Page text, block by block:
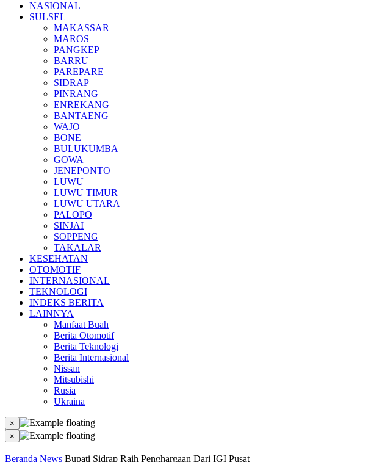
NASIONAL
SULSEL
MAKASSAR
MAROS
PANGKEP
BARRU
PAREPARE
SIDRAP
PINRANG
ENREKANG
BANTAENG
WAJO
BONE
BULUKUMBA
GOWA
JENEPONTO
LUWU
LUWU TIMUR
LUWU UTARA
PALOPO
SINJAI
SOPPENG
TAKALAR
KESEHATAN
OTOMOTIF
INTERNASIONAL
TEKNOLOGI
INDEKS BERITA
LAINNYA
Manfaat Buah
Berita Otomotif
Berita Teknologi
Berita Internasional
Nissan
Mitsubishi
Rusia
Ukraina
×
×
Beranda News Bupati Sidrap Raih Penghargaan Dari IGI Pusat